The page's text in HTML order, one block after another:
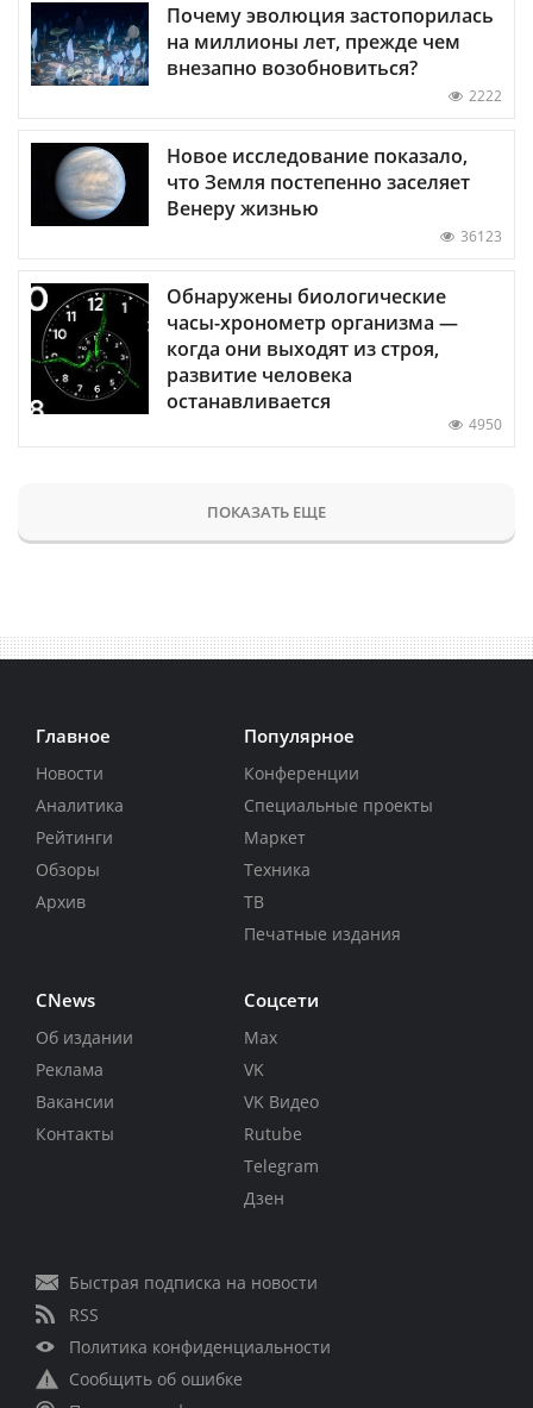
Почему эволюция застопорилась
на миллионы лет, прежде чем
внезапно возобновиться?
2222
Новое исследование показало,
что Земля постепенно заселяет
Венеру жизнью
36123
Обнаружены биологические
часы-хронометр организма —
когда они выходят из строя,
развитие человека
останавливается
4950
ПОКАЗАТЬ ЕЩЕ
Главное
Новости
Аналитика
Рейтинги
Обзоры
Архив
Популярное
Конференции
Специальные проекты
Маркет
Техника
ТВ
Печатные издания
CNews
Об издании
Реклама
Вакансии
Контакты
Соцсети
Max
VK
VK Видео
Rutube
Telegram
Дзен
Быстрая подписка на новости
RSS
Политика конфиденциальности
Сообщить об ошибке